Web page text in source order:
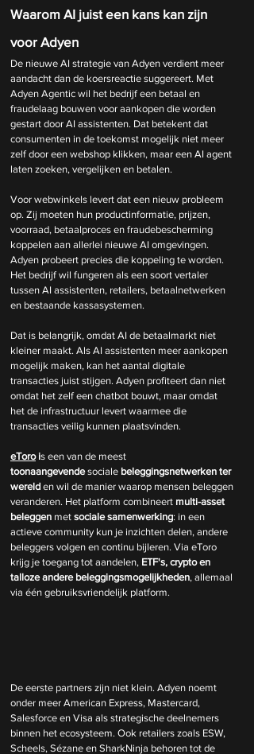
Waarom AI juist een kans kan zijn
voor Adyen
De nieuwe AI strategie van Adyen verdient meer
aandacht dan de koersreactie suggereert. Met
Adyen Agentic wil het bedrijf een betaal en
fraudelaag bouwen voor aankopen die worden
gestart door AI assistenten. Dat betekent dat
consumenten in de toekomst mogelijk niet meer
zelf door een webshop klikken, maar een AI agent
laten zoeken, vergelijken en betalen.
Voor webwinkels levert dat een nieuw probleem
op. Zij moeten hun productinformatie, prijzen,
voorraad, betaalproces en fraudebescherming
koppelen aan allerlei nieuwe AI omgevingen.
Adyen probeert precies die koppeling te worden.
Het bedrijf wil fungeren als een soort vertaler
tussen AI assistenten, retailers, betaalnetwerken
en bestaande kassasystemen.
Dat is belangrijk, omdat AI de betaalmarkt niet
kleiner maakt. Als AI assistenten meer aankopen
mogelijk maken, kan het aantal digitale
transacties juist stijgen. Adyen profiteert dan niet
omdat het zelf een chatbot bouwt, maar omdat
het de infrastructuur levert waarmee die
transacties veilig kunnen plaatsvinden.
eToro is een van de meest
toonaangevende sociale beleggingsnetwerken ter
wereld en wil de manier waarop mensen beleggen
veranderen. Het platform combineert multi-asset
beleggen met sociale samenwerking: in een
actieve community kun je inzichten delen, andere
beleggers volgen en continu bijleren. Via eToro
krijg je toegang tot aandelen, ETF's, crypto en
talloze andere beleggingsmogelijkheden, allemaal
via één gebruiksvriendelijk platform.
De eerste partners zijn niet klein. Adyen noemt
onder meer American Express, Mastercard,
Salesforce en Visa als strategische deelnemers
binnen het ecosysteem. Ook retailers zoals ESW,
Scheels, Sézane en SharkNinja behoren tot de